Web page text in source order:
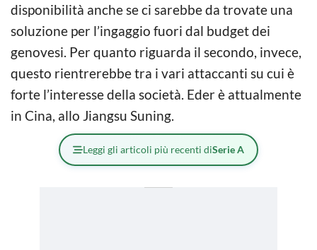
disponibilità anche se ci sarebbe da trovate una
soluzione per l’ingaggio fuori dal budget dei
genovesi. Per quanto riguarda il secondo, invece,
questo rientrerebbe tra i vari attaccanti su cui è
forte l’interesse della società. Eder è attualmente
in Cina, allo Jiangsu Suning.
Leggi gli articoli più recenti diSerie A